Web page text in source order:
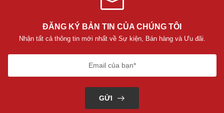
ĐĂNG KÝ BẢN TIN CỦA CHÚNG TÔI
Nhận tất cả thông tin mới nhất về Sự kiện, Bán hàng và Ưu đãi.
GỬI